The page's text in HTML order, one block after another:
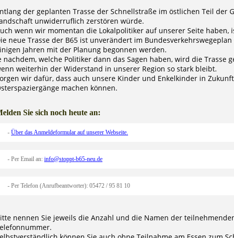
der geplanten Trasse der Schnellstraße im östlichen Teil der
unwiderruflich zerstören würde.
wenn wir momentan die Lokalpolitiker auf unserer Seite haben,
neue Trasse der B65 ist unverändert im
Jahren mit der Planung begonnen werden.
nachdem, welche Politiker dann das Sagen haben, wird die Trasse
weiterhin der Widerstand in unserer Region so stark bleibt.
wir dafür, dass auch unsere Kinder und Enkelkinder in
machen können.
Sie sich noch heute an:
- Über das Anmeldeformular auf unserer Webseite.
- Per Email an: info@stoppt-b65-neu.de
- Per Telefon (Anrufbeantworter): 05472 / 95 81 10
nennen Sie jeweils die Anzahl und die Namen der